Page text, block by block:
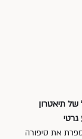
ההצגה "פוטוגרף 51" של תיאטרון
את סיפורה